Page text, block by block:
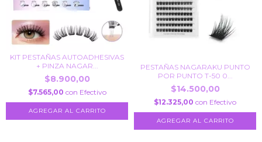
KIT PESTAÑAS AUTOADHESIVAS
+ PINZA NAGAR...
$8.900,00
$7.565,00 con Efectivo
PESTAÑAS NAGARAKU PUNTO
POR PUNTO T-50 0...
$14.500,00
$12.325,00 con Efectivo